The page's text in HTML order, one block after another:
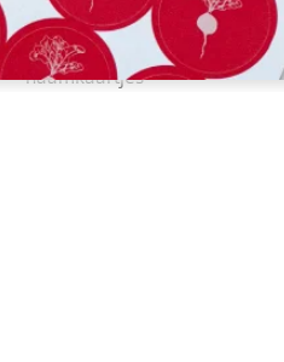
producten
naamkaartjes